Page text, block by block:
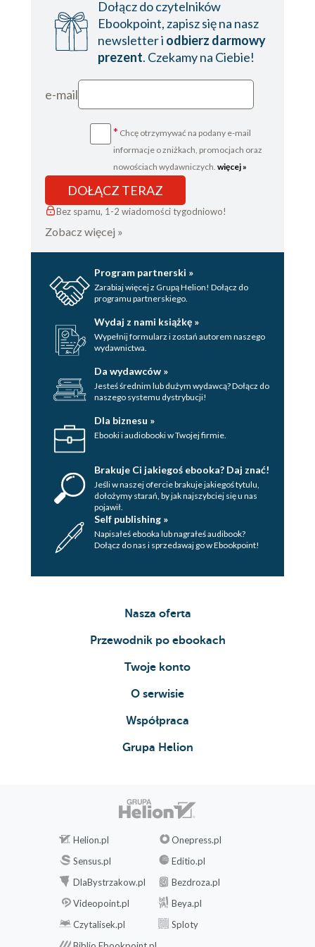
Dołącz do czytelników
Ebookpoint, zapisz się na nasz
newsletter i odbierz darmowy
prezent. Czekamy na Ciebie!
e-mail
* Chcę otrzymywać na podany e-mail
informacje o zniżkach, promocjach oraz
nowościach wydawniczych. więcej »
DOŁĄCZ TERAZ
Bez spamu, 1-2 wiadomości tygodniowo!
Zobacz więcej »
Program partnerski »
Zarabiaj więcej z Grupą Helion! Dołącz do
programu partnerskiego.
Wydaj z nami książkę »
Wypełnij formularz i zostań autorem naszego
wydawnictwa.
Da wydawców »
Jesteś średnim lub dużym wydawcą? Dołącz do
naszego systemu dystrybucji!
Dla biznesu »
Ebooki i audiobooki w Twojej firmie.
Brakuje Ci jakiegoś ebooka? Daj znać!
Jeśli w naszej ofercie brakuje jakiegoś tytulu,
dołożymy starań, by jak najszybciej się u nas
pojawił.
Self publishing »
Napisałeś ebooka lub nagrałeś audibook?
Dołącz do nas i sprzedawaj go w Ebookpoint!
Nasza oferta
Przewodnik po ebookach
Twoje konto
O serwisie
Współpraca
Grupa Helion
Helion.pl
Onepress.pl
Sensus.pl
Editio.pl
DlaBystrzakow.pl
Bezdroza.pl
Videopoint.pl
Beya.pl
Czytalisek.pl
Sploty